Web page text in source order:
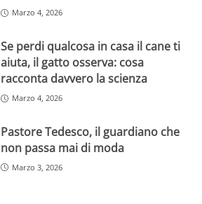
Marzo 4, 2026
Se perdi qualcosa in casa il cane ti
aiuta, il gatto osserva: cosa
racconta davvero la scienza
Marzo 4, 2026
Pastore Tedesco, il guardiano che
non passa mai di moda
Marzo 3, 2026